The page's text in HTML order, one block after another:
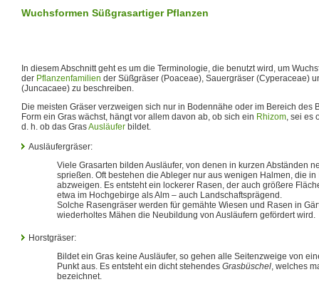
Wuchsformen Süßgrasartiger Pflanzen
In diesem Abschnitt geht es um die Terminologie, die benutzt wird, um
der Pflanzenfamilien der Süßgräser (Poaceae), Sauergräser (Cyperaceae)
(Juncacaee) zu beschreiben.
Die meisten Gräser verzweigen sich nur in Bodennähe oder im Bereich des
Form ein Gras wächst, hängt vor allem davon ab, ob sich ein Rhizom, sei es
d. h. ob das GrasAusläufer bildet.
Ausläufergräser:
Viele Grasarten bilden Ausläufer, von denen in kurzen Abständen
sprießen. Oft bestehen die Ableger nur aus wenigen Halmen, die
abzweigen. Es entsteht ein lockerer Rasen, der auch größere
etwa im Hochgebirge als Alm – auch Landschaftsprägend.
Solche Rasengräser werden für gemähte Wiesen und Rasen in
wiederholtes Mähen die Neubildung von Ausläufern gefördert wird.
Horstgräser:
Bildet ein Gras keine Ausläufer, so gehen alle Seitenzweige von
Punkt aus. Es entsteht ein dicht stehendes Grasbüschel, welches
bezeichnet.